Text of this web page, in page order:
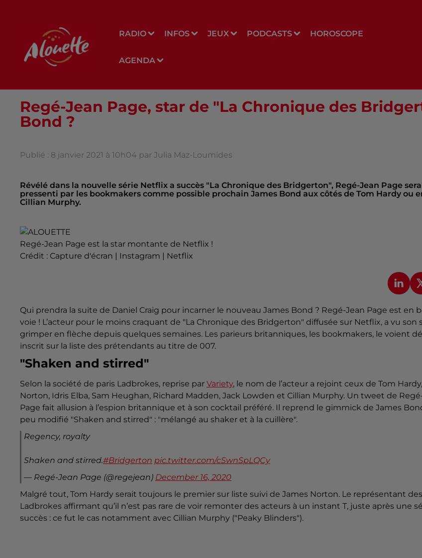
RADIO INFOS JEUX PODCASTS HOROSCOPE
AGENDA
Regé-Jean Page, star de "La Chronique des
Bond ?
Publié : 8 janvier 2021 à 10h04 par Julia Maz-Loumides
Révélé dans la nouvelle série Netflix a succès "La Chronique des Bridgerton", Regé-Jean Page
pressenti par les bookmakers comme possible prochain James Bond aux côtés de Tom Hardy ou
Cillian Murphy.
Regé-Jean Page est la star montante de Netflix !
Crédit : Capture d'écran | Instagram | Netflix
Qui prendra la suite de Daniel Craig pour incarner le nouveau James Bond ? Regé-Jean Page est en
voie ! L’acteur pour le moins craquant de "La Chronique des Bridgerton" diffusée sur Netflix, a vu son
grimper en flèche depuis quelques semaines. Les parieurs britanniques, les bookmakers, le voient
inscrit sur la liste des prétendants au titre de 007.
"Shaken and stirred"
Selon la société de paris Ladbrokes, reprise par Variety, le nom de l’acteur a rejoint ceux de Tom
Norton, Idris Elba, Sam Heughan, Richard Madden, Jack Lowden et Cillian Murphy. Un tweet de
Page fait allusion à l’espion britannique et à son cocktail préféré. Il reprend le gimmick de James
peu modifié "Shaken and stirred" : "mélangé au shaker et à la cuillère".
Regency, royalty
Shaken and stirred.#Bridgerton pic.twitter.com/cSwnSpLQCy
— Regé-Jean Page (@regejean) December 16, 2020
Malgré tout, Tom Hardy serait toujours le premier sur liste suivi de James Norton. Le représentant des
Ladbrokes affirmant qu’il n’est pas rare de voir remonter des acteurs à un instant T, juste après une
succès : ce fut le cas notamment avec Cillian Murphy ("Peaky Blinders").